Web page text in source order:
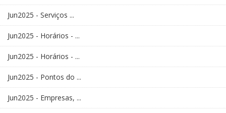
Jun2025 - Serviços ...
Jun2025 - Horários - ...
Jun2025 - Horários - ...
Jun2025 - Pontos do ...
Jun2025 - Empresas, ...